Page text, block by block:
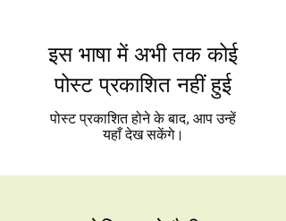
इस भाषा में अभी तक कोई
पोस्ट प्रकाशित नहीं हुई
पोस्ट प्रकाशित होने के बाद, आप उन्हें
यहाँ देख सकेंगे।